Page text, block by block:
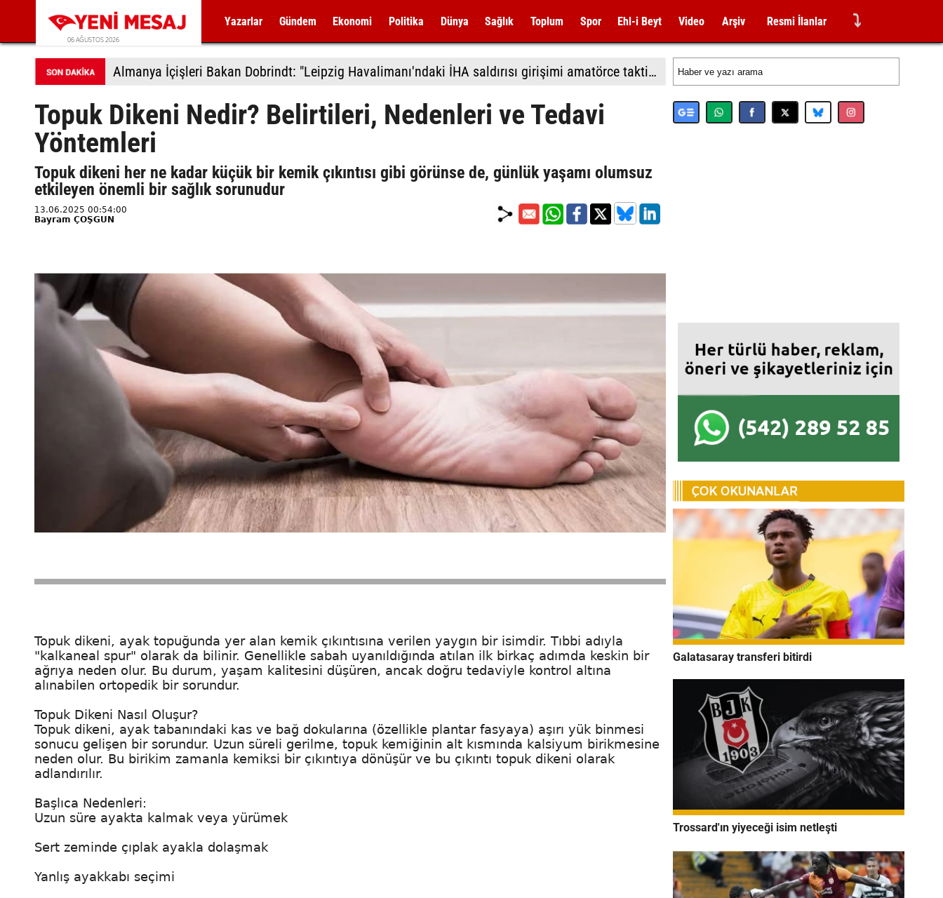
06 AĞUSTOS 2026
Yazarlar Gündem Ekonomi Politika Dünya Sağlık Toplum Spor Ehl-i Beyt Video Arşiv Resmi İlanlar ⤵
Almanya İçişleri Bakan Dobrindt: "Leipzig Havalimanı'ndaki İHA saldırısı girişimi amatörce taktiklere işaret etmiyor"
Topuk Dikeni Nedir? Belirtileri, Nedenleri ve Tedavi
Yöntemleri
Topuk dikeni her ne kadar küçük bir kemik çıkıntısı gibi görünse de, günlük yaşamı olumsuz
etkileyen önemli bir sağlık sorunudur
13.06.2025 00:54:00
Bayram ÇOŞGUN
Topuk dikeni, ayak topuğunda yer alan kemik çıkıntısına verilen yaygın bir isimdir. Tıbbi adıyla
"kalkaneal spur" olarak da bilinir. Genellikle sabah uyanıldığında atılan ilk birkaç adımda keskin bir
ağrıya neden olur. Bu durum, yaşam kalitesini düşüren, ancak doğru tedaviyle kontrol altına
alınabilen ortopedik bir sorundur.
Topuk Dikeni Nasıl Oluşur?
Topuk dikeni, ayak tabanındaki kas ve bağ dokularına (özellikle plantar fasyaya) aşırı yük binmesi
sonucu gelişen bir sorundur. Uzun süreli gerilme, topuk kemiğinin alt kısmında kalsiyum birikmesine
neden olur. Bu birikim zamanla kemiksi bir çıkıntıya dönüşür ve bu çıkıntı topuk dikeni olarak
adlandırılır.
Başlıca Nedenleri:
Uzun süre ayakta kalmak veya yürümek
Sert zeminde çıplak ayakla dolaşmak
Yanlış ayakkabı seçimi
Galatasaray transferi bitirdi
Trossard'ın yiyeceği isim netleşti